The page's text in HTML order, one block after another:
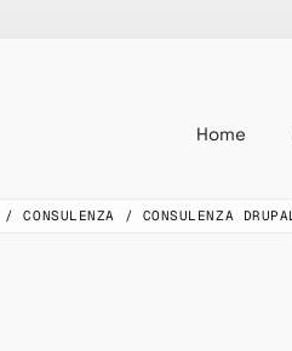
Home
/CONSULENZA / CONSULENZA DRUPAL